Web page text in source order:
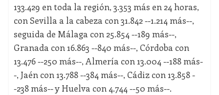
133.429 en toda la región, 3.353 más en 24 horas,
con Sevilla a la cabeza con 31.842 --1.214 más--,
seguida de Málaga con 25.854 --189 más--,
Granada con 16.863 --840 más--, Córdoba con
13.476 --250 más--, Almería con 13.004 --188 más-
-, Jaén con 13.788 --384 más--, Cádiz con 13.858 -
-238 más-- y Huelva con 4.744 --50 más--.